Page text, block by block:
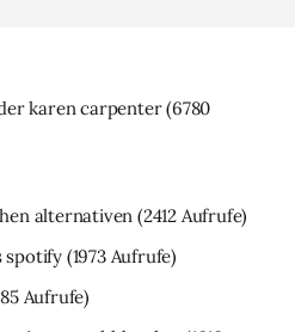
karen carpenter(6780
alternativen (2412 Aufrufe)
spotify (1973 Aufrufe)
Aufrufe)